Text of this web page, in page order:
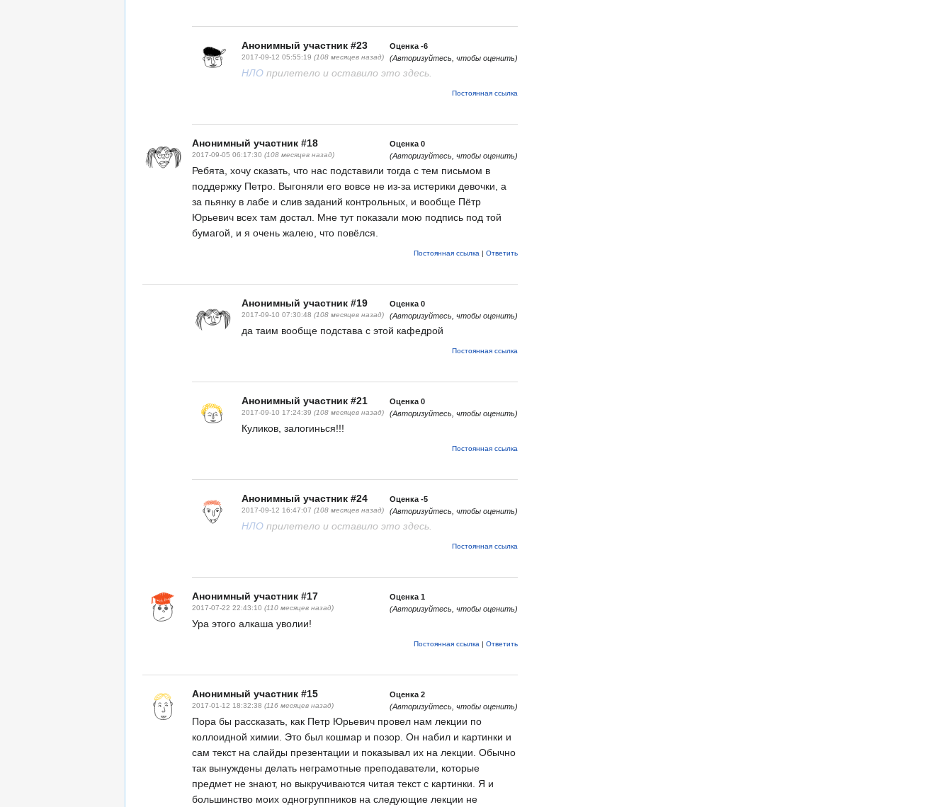
Анонимный участник #23
2017-09-12 05:55:19 (108 месяцев назад)
Оценка -6
(Авторизуйтесь, чтобы оценить)
НЛО прилетело и оставило это здесь.
Постоянная ссылка
Анонимный участник #18
2017-09-05 06:17:30 (108 месяцев назад)
Оценка 0
(Авторизуйтесь, чтобы оценить)
Ребята, хочу сказать, что нас подставили тогда с тем письмом в
поддержку Петро. Выгоняли его вовсе не из-за истерики девочки, а
за пьянку в лабе и слив заданий контрольных, и вообще Пётр
Юрьевич всех там достал. Мне тут показали мою подпись под той
бумагой, и я очень жалею, что повёлся.
Постоянная ссылка | Ответить
Анонимный участник #19
2017-09-10 07:30:48 (108 месяцев назад)
Оценка 0
(Авторизуйтесь, чтобы оценить)
да таим вообще подстава с этой кафедрой
Постоянная ссылка
Анонимный участник #21
2017-09-10 17:24:39 (108 месяцев назад)
Оценка 0
(Авторизуйтесь, чтобы оценить)
Куликов, залогинься!!!
Постоянная ссылка
Анонимный участник #24
2017-09-12 16:47:07 (108 месяцев назад)
Оценка -5
(Авторизуйтесь, чтобы оценить)
НЛО прилетело и оставило это здесь.
Постоянная ссылка
Анонимный участник #17
2017-07-22 22:43:10 (110 месяцев назад)
Оценка 1
(Авторизуйтесь, чтобы оценить)
Ура этого алкаша уволии!
Постоянная ссылка | Ответить
Анонимный участник #15
2017-01-12 18:32:38 (116 месяцев назад)
Оценка 2
(Авторизуйтесь, чтобы оценить)
Пора бы рассказать, как Петр Юрьевич провел нам лекции по
коллоидной химии. Это был кошмар и позор. Он набил и картинки и
сам текст на слайды презентации и показывал их на лекции. Обычно
так вынуждены делать неграмотные преподаватели, которые
предмет не знают, но выкручиваются читая текст с картинки. Я и
большинство моих одногруппников на следующие лекции не